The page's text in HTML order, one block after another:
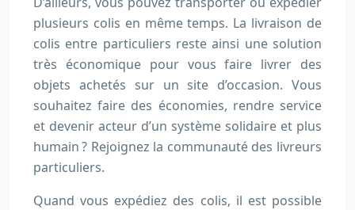
plusieurs colis en même temps. La livraison de
colis entre particuliers reste ainsi une solution
très économique pour vous faire livrer des
objets achetés sur un site d’occasion. Vous
souhaitez faire des économies, rendre service
et devenir acteur d’un système solidaire et plus
humain ? Rejoignez la communauté des livreurs
particuliers.
Quand vous expédiez des colis, il est possible